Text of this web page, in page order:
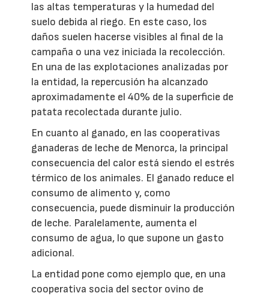
las altas temperaturas y la humedad del
suelo debida al riego. En este caso, los
daños suelen hacerse visibles al final de la
campaña o una vez iniciada la recolección.
En una de las explotaciones analizadas por
la entidad, la repercusión ha alcanzado
aproximadamente el 40% de la superficie de
patata recolectada durante julio.
En cuanto al ganado, en las cooperativas
ganaderas de leche de Menorca, la principal
consecuencia del calor está siendo el estrés
térmico de los animales. El ganado reduce el
consumo de alimento y, como
consecuencia, puede disminuir la producción
de leche. Paralelamente, aumenta el
consumo de agua, lo que supone un gasto
adicional.
La entidad pone como ejemplo que, en una
cooperativa socia del sector ovino de